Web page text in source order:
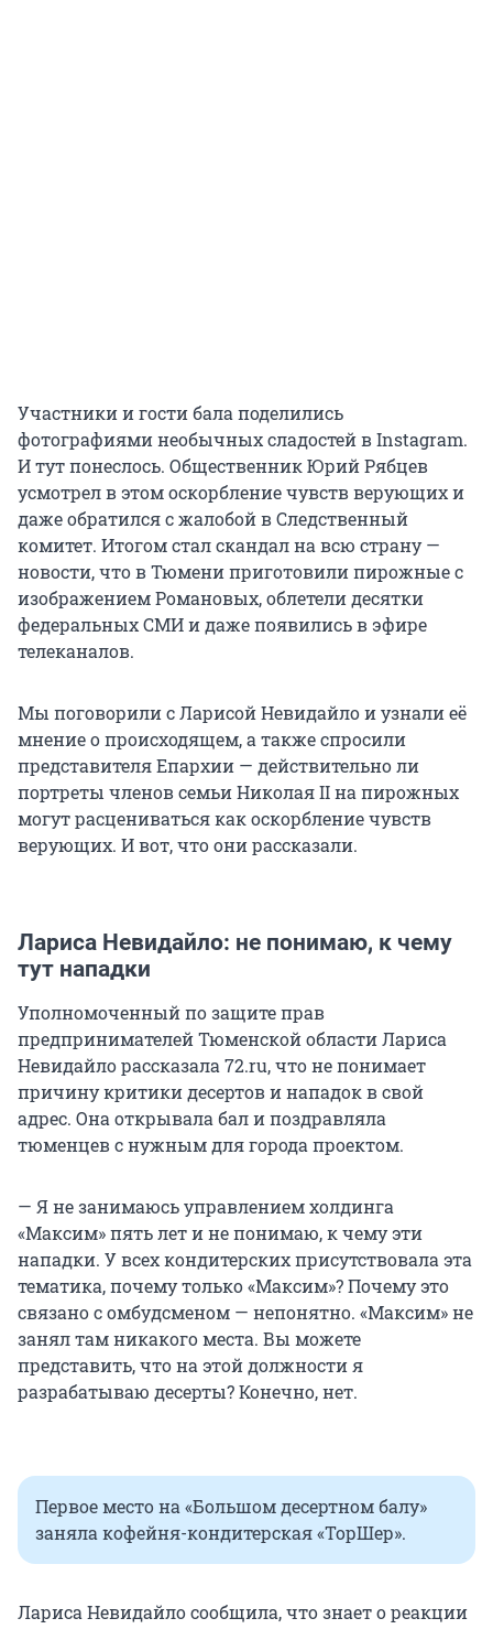
Участники и гости бала поделились
фотографиями необычных сладостей в Instagram.
И тут понеслось. Общественник Юрий Рябцев
усмотрел в этом оскорбление чувств верующих и
даже обратился с жалобой в Следственный
комитет. Итогом стал скандал на всю страну —
новости, что в Тюмени приготовили пирожные с
изображением Романовых, облетели десятки
федеральных СМИ и даже появились в эфире
телеканалов.
Мы поговорили с Ларисой Невидайло и узнали её
мнение о происходящем, а также спросили
представителя Епархии — действительно ли
портреты членов семьи Николая II на пирожных
могут расцениваться как оскорбление чувств
верующих. И вот, что они рассказали.
Лариса Невидайло: не понимаю, к чему
тут нападки
Уполномоченный по защите прав
предпринимателей Тюменской области Лариса
Невидайло рассказала 72.ru, что не понимает
причину критики десертов и нападок в свой
адрес. Она открывала бал и поздравляла
тюменцев с нужным для города проектом.
— Я не занимаюсь управлением холдинга
«Максим» пять лет и не понимаю, к чему эти
нападки. У всех кондитерских присутствовала эта
тематика, почему только «Максим»? Почему это
связано с омбудсменом — непонятно. «Максим» не
занял там никакого места. Вы можете
представить, что на этой должности я
разрабатываю десерты? Конечно, нет.
Первое место на «Большом десертном балу»
заняла кофейня-кондитерская «ТорШер».
Лариса Невидайло сообщила, что знает о реакции